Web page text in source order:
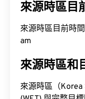
來源時區目
來源時區目前時
am
來源時區和
來源時區（Korea